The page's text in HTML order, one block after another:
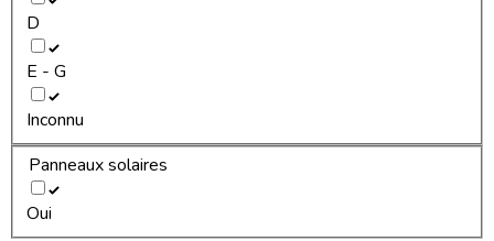
D
E - G
Inconnu
Panneaux solaires
Oui